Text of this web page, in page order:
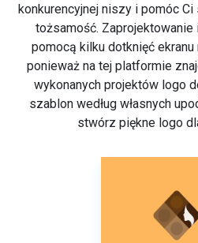
konkurencyjnej niszy i pomóc
tożsamość.
pomocą kilku dotknięć
ponieważ na tej platformie
wykonanych projektów logo
szablon według własnych
stwórz piękne logo